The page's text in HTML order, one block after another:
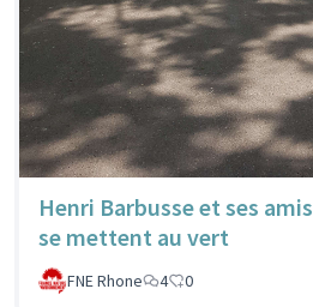
Henri Barbusse et ses amis
se mettent au vert
FNE Rhone
4 0